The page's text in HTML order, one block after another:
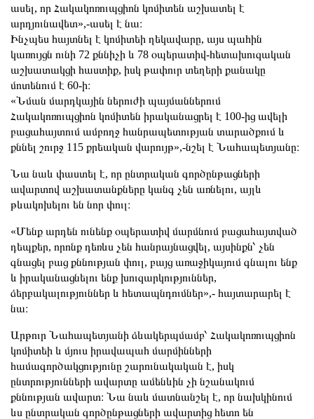
ասել, որ Հակակոռուպցիոն կոմիտեն աշխատել է
արդյունավետ»,-ասել է նա։
Ինչպես հայտնել է կոմիտեի ղեկավարը, այս պահին
կառույցն ունի 72 քննիչի և 78 օպերատիվ-հետախուզական
աշխատակցի հաստիք, իսկ թափուր տեղերի քանակը
մոտենում է 60-ի։
«Նման մարդկային ներուժի պայմաններում
Հակակոռուպցիոն կոմիտեն իրականացրել է 100-ից ավելի
բացահայտում ամբողջ հանրապետության տարածքում և
քննել շուրջ 115 քրեական վարույթ»,-նշել է Նահապետյանը։
Նա նաև փաստել է, որ ընտրական գործընթացների
ավարտով աշխատանքները կանգ չեն առնելու, այլև
թևակոխելու են նոր փուլ։
«Մենք արդեն ունենք օպերատիվ մարմնում բացահայտված
դեպքեր, որոնք դեռևս չեն հանրայնացվել, այսինքն՝ չեն
գնացել բաց քննության փուլ, բայց առաջիկայում գնալու ենք
և իրականացնելու ենք խուզարկություններ,
ձերբակալություններ և հետապնդումներ»,- հայտարարել է
նա։
Արթուր Նահապետյանի ձևակերպմամբ՝ Հակակոռուպցիոն
կոմիտեի և մյուս իրավապահ մարմինների
համագործակցությունը շարունակական է, իսկ
ընտրությունների ավարտը ամենևին չի նշանակում
քննության ավարտ։ Նա նաև մատնանշել է, որ նախկինում
ևս ընտրական գործընթացների ավարտից հետո են